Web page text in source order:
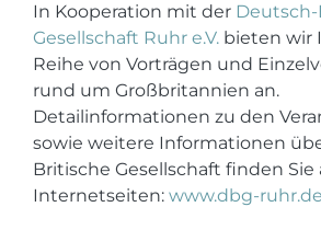
In Kooperation mit der
Gesellschaft Ruhr e.V. bieten wir
Reihe von Vorträgen und
rund um Großbritannien an.
Detailinformationen zu den
sowie weitere Informationen
Britische Gesellschaft finden Sie
Internetseiten: www.dbg-ruhr.de